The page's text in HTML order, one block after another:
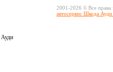
2001-2026 © Все
автосервис Шкода